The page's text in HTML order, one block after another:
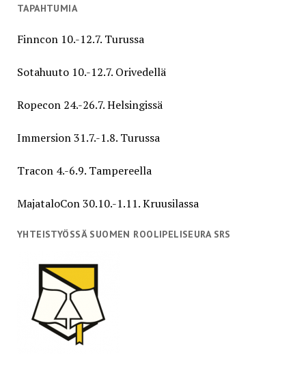
TAPAHTUMIA
Finncon 10.-12.7. Turussa
Sotahuuto 10.-12.7. Orivedellä
Ropecon 24.-26.7. Helsingissä
Immersion 31.7.-1.8. Turussa
Tracon 4.-6.9. Tampereella
MajataloCon 30.10.-1.11. Kruusilassa
YHTEISTYÖSSÄ SUOMEN ROOLIPELISEURA SRS